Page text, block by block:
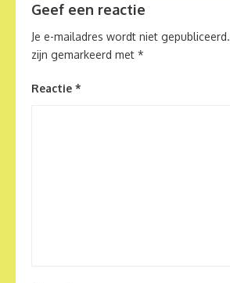
Geef een reactie
Je e-mailadres wordt niet gepubliceerd.
zijn gemarkeerd met *
Reactie *